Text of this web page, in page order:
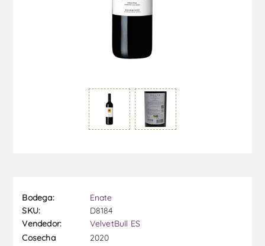
Bodega:
Enate
SKU:
D8184
Vendedor:
VelvetBull ES
Cosecha
2020